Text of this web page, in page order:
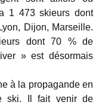
1 473 skieurs dont
Dijon, Marseille.
dont 70 % de
» est désormais
à la propagande en
ski. Il fait venir de